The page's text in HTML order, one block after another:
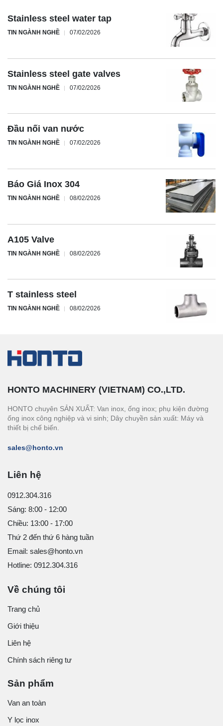
Stainless steel water tap
TIN NGÀNH NGHỀ 07/02/2026
Stainless steel gate valves
TIN NGÀNH NGHỀ 07/02/2026
Đầu nối van nước
TIN NGÀNH NGHỀ 07/02/2026
Báo Giá Inox 304
TIN NGÀNH NGHỀ 08/02/2026
A105 Valve
TIN NGÀNH NGHỀ 08/02/2026
T stainless steel
TIN NGÀNH NGHỀ 08/02/2026
HONTO MACHINERY (VIETNAM) CO.,LTD.
HONTO chuyên SẢN XUẤT: Van inox, ống inox; phụ kiện đường
ống inox công nghiệp và vi sinh; Dây chuyền sản xuất: Máy và
thiết bị chế biến.
sales@honto.vn
Liên hệ
0912.304.316
Sáng: 8:00 - 12:00
Chiều: 13:00 - 17:00
Thứ 2 đến thứ 6 hàng tuần
Email: sales@honto.vn
Hotline: 0912.304.316
Về chúng tôi
Trang chủ
Giới thiệu
Liên hệ
Chính sách riêng tư
Sản phẩm
Van an toàn
Y lọc inox